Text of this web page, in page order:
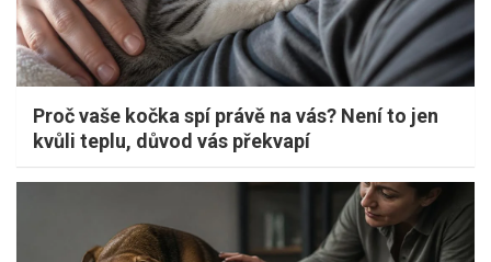
Proč vaše kočka spí právě na vás? Není to jen
kvůli teplu, důvod vás překvapí